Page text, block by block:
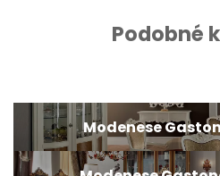
Podobné
Modenese